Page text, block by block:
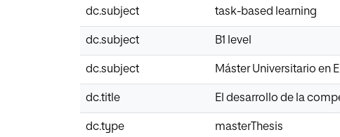
dc.subject task-based learning
dc.subject B1 level
dc.subject Máster Universitario en
dc.title El desarrollo de la
dc.type masterThesis